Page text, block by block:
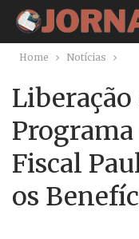
Home Notícias
Programa
Fiscal
os